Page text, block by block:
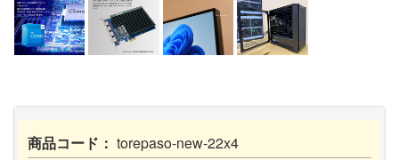
商品コード： torepaso-new-22x4